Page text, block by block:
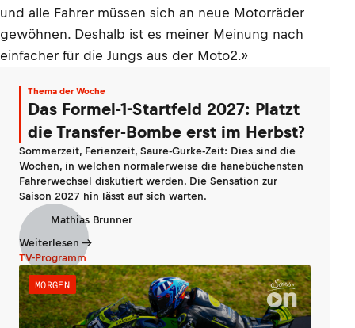
und alle Fahrer müssen sich an neue Motorräder
gewöhnen. Deshalb ist es meiner Meinung nach
einfacher für die Jungs aus der Moto2.»
Thema der Woche
Das Formel-1-Startfeld 2027: Platzt
die Transfer-Bombe erst im Herbst?
Sommerzeit, Ferienzeit, Saure-Gurke-Zeit: Dies sind die
Wochen, in welchen normalerweise die hanebüchensten
Fahrerwechsel diskutiert werden. Die Sensation zur
Saison 2027 hin lässt auf sich warten.
Mathias Brunner
Weiterlesen
TV-Programm
MORGEN